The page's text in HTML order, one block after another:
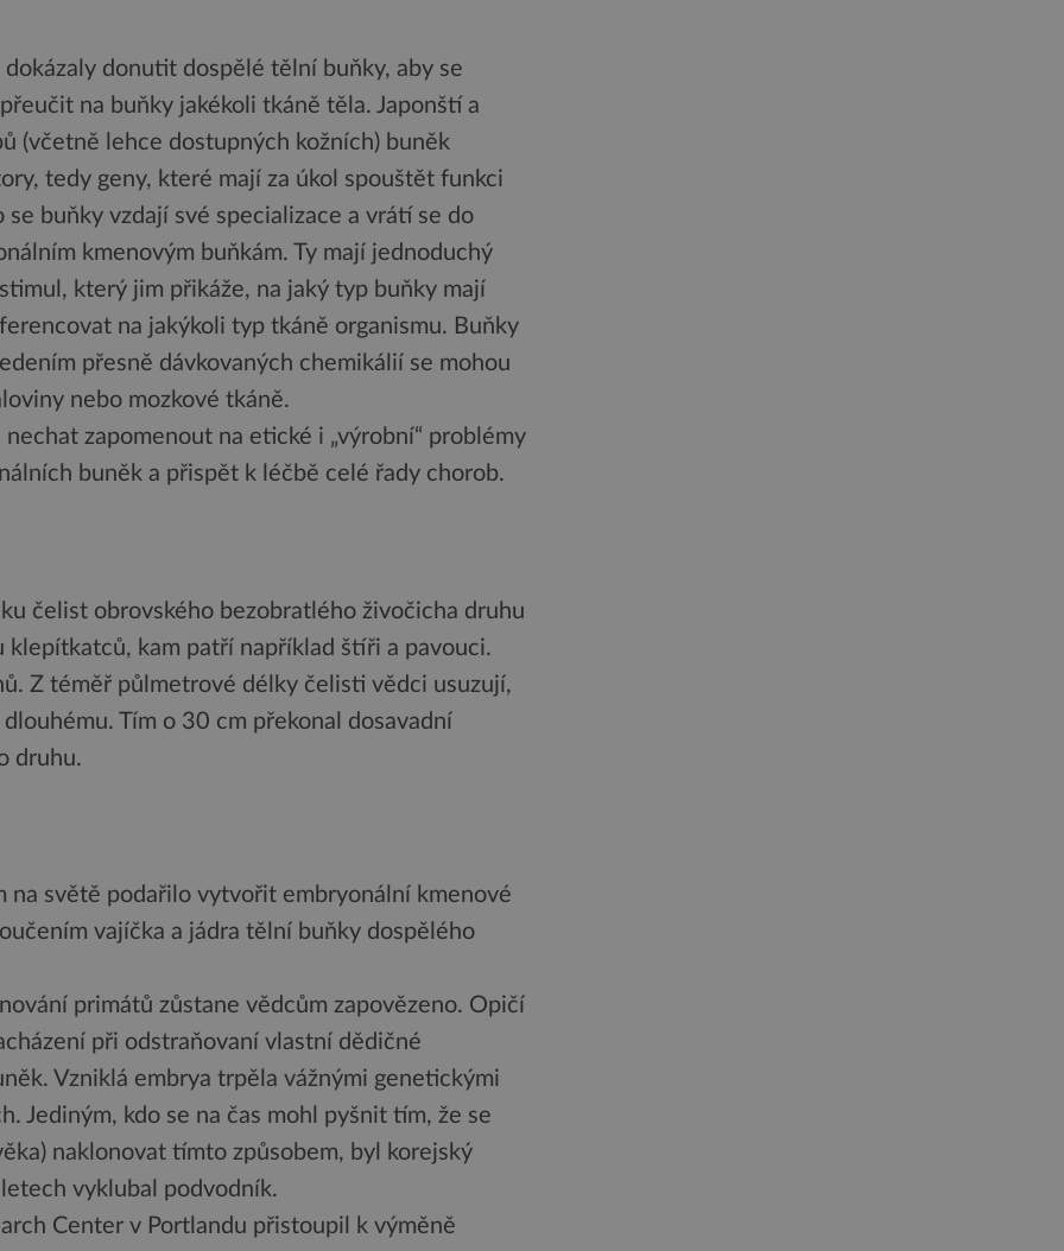
donutit dospělé tělní buňky, aby se
na buňky jakékoli tkáně těla. Japonští a
(včetně lehce dostupných kožních) buněk
tedy geny, které mají za úkol spouštět funkci
buňky vzdají své specializace a vrátí se do
kmenovým buňkám. Ty mají jednoduchý
který jim přikáže, na jaký typ buňky mají
na jakýkoli typ tkáně organismu. Buňky
přesně dávkovaných chemikálií se mohou
nebo mozkové tkáně.
zapomenout na etické i „výrobní“ problémy
buněk a přispět k léčbě celé řady chorob.
čelist obrovského bezobratlého živočicha druhu
klepítkatců, kam patří například štíři a pavouci.
Z téměř půlmetrové délky čelisti vědci usuzují,
Tím o 30 cm překonal dosavadní
druhu.
na světě podařilo vytvořit embryonální kmenové
vajíčka a jádra tělní buňky dospělého
primátů zůstane vědcům zapovězeno. Opičí
při odstraňovaní vlastní dědičné
Vzniklá embrya trpěla vážnými genetickými
Jediným, kdo se na čas mohl pyšnit tím, že se
naklonovat tímto způsobem, byl korejský
vyklubal podvodník.
Center v Portlandu přistoupil k výměně